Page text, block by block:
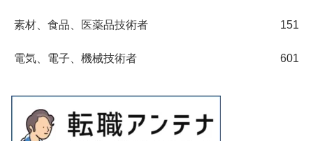
素材、食品、医薬品技術者 151
電気、電子、機械技術者 601